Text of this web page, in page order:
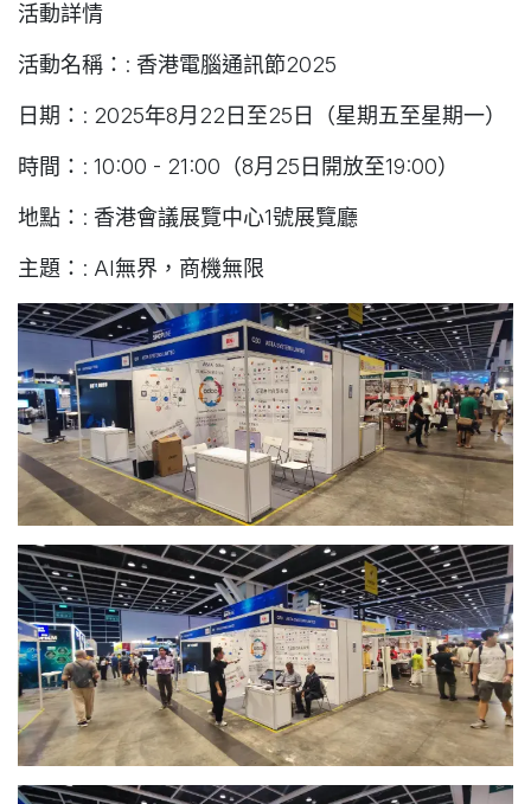
活動詳情
活動名稱：: 香港電腦通訊節2025
日期：: 2025年8月22日至25日（星期五至星期一）
時間：: 10:00 - 21:00（8月25日開放至19:00）
地點：: 香港會議展覽中心1號展覽廳
主題：: AI無界，商機無限